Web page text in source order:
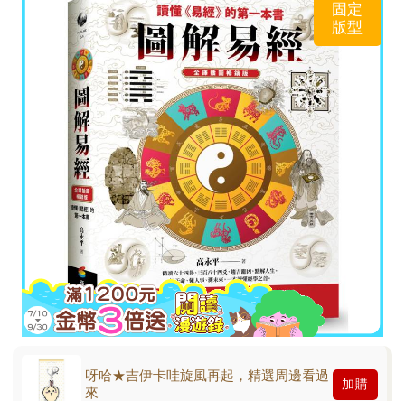
固定
版型
呀哈★吉伊卡哇旋風再起，精選周邊看過
來
加購